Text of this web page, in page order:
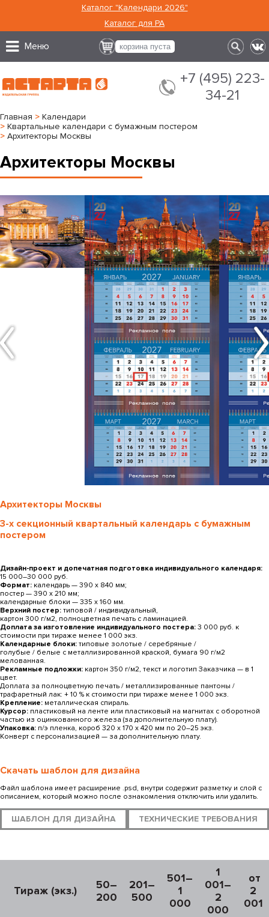
Каталог "Календари 2026"
Каталог для РА
Меню корзина пуста
+7 (495) 223-
34-21
Главная > Календари
> Квартальные календари с бумажным постером
> Архитекторы Москвы
Архитекторы Москвы
Архитекторы Москвы
3-х секционный квартальный календарь с бумажным
постером
Дизайн-проект и допечатная подготовка индивидуального календаря:
15 000–30 000 руб.
Формат: календарь — 390 х 840 мм;
постер — 390 x 210 мм;
календарные блоки — 335 х 160 мм.
Верхний постер: типовой / индивидуальный,
картон 300 г/м2, полноцветная печать с ламинацией.
Доплата за изготовление индивидуального постера: 3 000 руб. к
стоимости при тираже менее 1 000 экз.
Календарные блоки: типовые золотые / серебряные /
голубые / белые с металлизированной краской, бумага 90 г/м2
мелованная.
Рекламные подложки: картон 350 г/м2, текст и логотип Заказчика — в 1
цвет.
Доплата за полноцветную печать / металлизированные пантоны /
трафаретный лак: + 10 % к стоимости при тираже менее 1 000 экз.
Крепление: металлическая спираль.
Курсор: пластиковый на ленте или пластиковый на магнитах с оборотной
частью из оцинкованного железа (за дополнительную плату).
Упаковка: п/э пленка, короб 320 х 170 х 420 мм по 20–25 экз.
Конверт с персонализацией — за дополнительную плату.
Скачать шаблон для дизайна
Файл шаблона имеет расширение .psd, внутри содержит разметку и слой с
описанием, который можно после ознакомления отключить или удалить.
ШАБЛОН ДЛЯ ДИЗАЙНА ТЕХНИЧЕСКИЕ ТРЕБОВАНИЯ
Тираж (экз.)
50–
200
201–
500
501–
1
000
1
001–
2
000
от
2
001